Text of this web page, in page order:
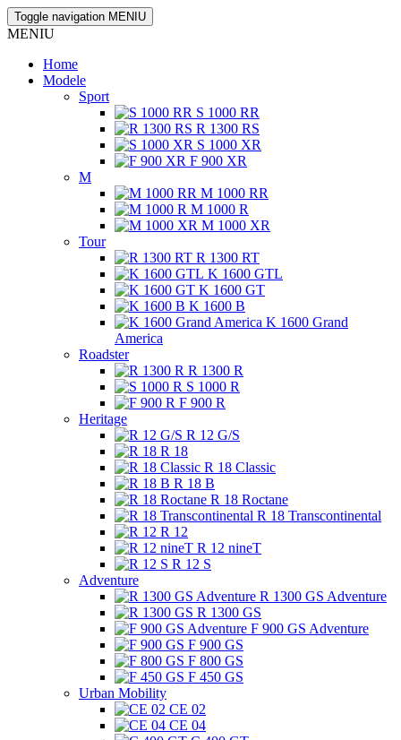
Toggle navigation MENIU
MENIU
Home
Modele
Sport
S 1000 RR
R 1300 RS
S 1000 XR
F 900 XR
M
M 1000 RR
M 1000 R
M 1000 XR
Tour
R 1300 RT
K 1600 GTL
K 1600 GT
K 1600 B
K 1600 Grand
America
Roadster
R 1300 R
S 1000 R
F 900 R
Heritage
R 12 G/S
R 18
R 18 Classic
R 18 B
R 18 Roctane
R 18 Transcontinental
R 12
R 12 nineT
R 12 S
Adventure
R 1300 GS Adventure
R 1300 GS
F 900 GS Adventure
F 900 GS
F 800 GS
F 450 GS
Urban Mobility
CE 02
CE 04